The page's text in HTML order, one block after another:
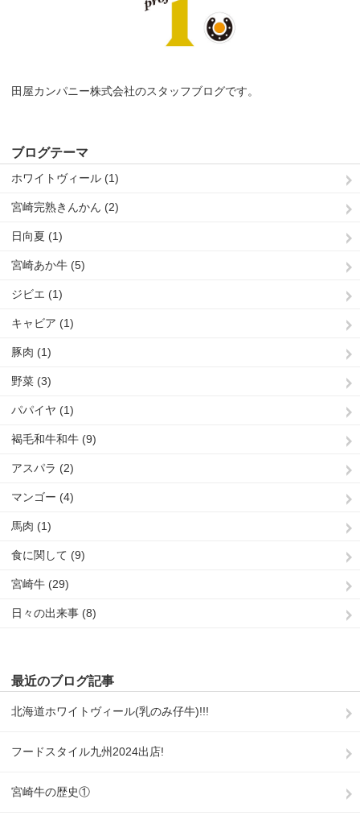
田屋カンパニー株式会社のスタッフブログです。
ブログテーマ
ホワイトヴィール (1)
宮崎完熟きんかん (2)
日向夏 (1)
宮崎あか牛 (5)
ジビエ (1)
キャビア (1)
豚肉 (1)
野菜 (3)
パパイヤ (1)
褐毛和牛和牛 (9)
アスパラ (2)
マンゴー (4)
馬肉 (1)
食に関して (9)
宮崎牛 (29)
日々の出来事 (8)
最近のブログ記事
北海道ホワイトヴィール(乳のみ仔牛)!!!
フードスタイル九州2024出店!
宮崎牛の歴史①